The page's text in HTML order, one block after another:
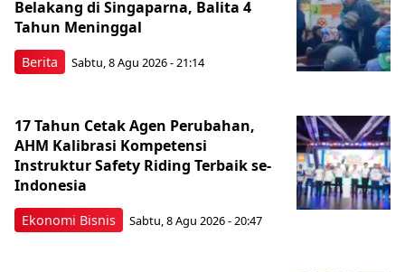
Berita
Belakang di Singaparna, Balita 4
Tahun Meninggal
Sabtu, 8 Agu 2026 - 21:14
Ekonomi Bisnis
17 Tahun Cetak Agen Perubahan,
AHM Kalibrasi Kompetensi
Instruktur Safety Riding Terbaik se-
Indonesia
Sabtu, 8 Agu 2026 - 20:47